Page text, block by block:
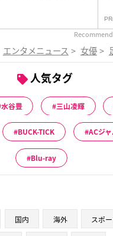
エンタメニュース > 女優 >
人気タグ
水谷豊 三山凌輝
BUCK-TICK ACジ
Blu-ray
国内 海外 スポ